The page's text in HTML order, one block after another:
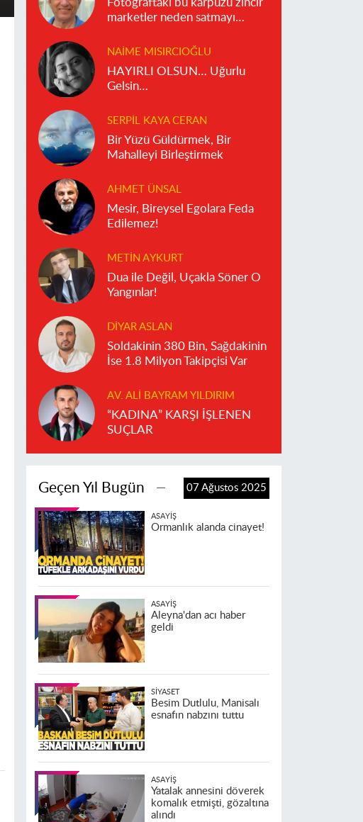
marketler neden satmayı
NAIME MISIRCIOĞLU
HAYIRLI OLSUN… Uğurlu
Gelsin…
SERPIL KAYA CERAN
Bir Yüzü Güldürmek, Bir
Mahalleyi Birleştirmek
AHMET ÜNSAL
Mesir, Bireysel Egolara Feda
Edilemez!
METIN AYKURT
Dua ile Değil, Uçakla Söner O
Yangınlar!
DIYAR ASLAN
Soldakinin 380 Bin, Sağdakinin
İse 1.8 Milyon Takipçisi Var
AV. ALI BAYRAM YILDIRIM
“KADINA” KARŞI İŞLENEN
SUÇLAR
Geçen Yıl Bugün 07 Ağustos 2025
ASAYIŞ
Ormanlık alanda cinayet!
ASAYIŞ
Aleyna'dan acı haber
geldi
SIYASET
Besim Dutlulu, Manisalı
esnafın nabzını tuttu
ASAYIŞ
Yatalak annesini döverek
komalık etmişti, gözaltına
alındı